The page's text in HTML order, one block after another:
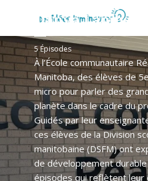
Réal-Bérard —
Danya Lambert
5 Épisodes
À l’École communautaire
Manitoba, des élèves de
micro pour parler des
planète dans le cadre du
Guidés par leur
ces élèves de la Division
manitobaine (DSFM) ont
de développement
épisodes qui reflètent leur